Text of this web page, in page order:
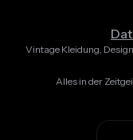
Vintage Kleidung,
Alles in der